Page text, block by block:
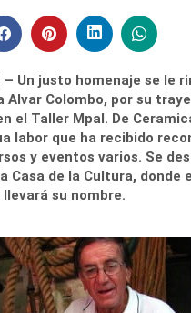
– Un justo homenaje se le
Alvar Colombo, por su
el Taller Mpal. De
labor que ha recibido
y eventos varios. Se
Casa de la Cultura, donde
su nombre.